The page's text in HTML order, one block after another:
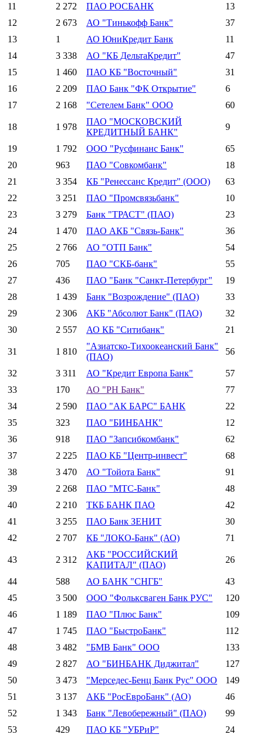
11
2 272 ПАО РОСБАНК
13
12
2 673 АО "Тинькофф Банк"
37
13
1 АО ЮниКредит Банк
11
14
3 338 АО "КБ ДельтаКредит"
47
15
1 460 ПАО КБ "Восточный"
31
16
2 209 ПАО Банк "ФК Открытие"
6
17
2 168 "Сетелем Банк" ООО 60
18 1 978
ПАО "МОСКОВСКИЙ
КРЕДИТНЫЙ БАНК"
9
19 1 792 ООО "Русфинанс Банк"
65
20
963 ПАО "Совкомбанк"
18
21
3 354 КБ "Ренессанс Кредит" (ООО)
63
22
3 251 ПАО "Промсвязьбанк"
10
23
3 279 Банк "ТРАСТ" (ПАО)
23
24
1 470 ПАО АКБ "Связь-Банк"
36
25
2 766 АО "ОТП Банк"
54
26
705 ПАО "СКБ-банк"
55
27
436 ПАО "Банк "Санкт-Петербург"
19
28
1 439 Банк "Возрождение" (ПАО)
33
29
2 306 АКБ "Абсолют Банк" (ПАО)
32
30
2 557 АО КБ "Ситибанк" 21
31 1 810
"Азиатско-Тихоокеанский Банк"
(ПАО)
56
32 3 311 АО "Кредит Европа Банк"
57
33
170 АО "РН Банк"
77
34
2 590 ПАО "АК БАРС" БАНК
22
35
323 ПАО "БИНБАНК"
12
36
918 ПАО "Запсибкомбанк"
62
37
2 225 ПАО КБ "Центр-инвест"
68
38
3 470 АО "Тойота Банк"
91
39
2 268 ПАО "МТС-Банк"
48
40
2 210 ТКБ БАНК ПАО
42
41
3 255 ПАО Банк ЗЕНИТ
30
42
2 707 КБ "ЛОКО-Банк" (АО) 71
43 2 312
АКБ "РОССИЙСКИЙ
КАПИТАЛ" (ПАО)
26
44 588 АО БАНК "СНГБ"
43
45
3 500 ООО "Фольксваген Банк РУС"
120
46
1 189 ПАО "Плюс Банк"
109
47
1 745 ПАО "БыстроБанк"
112
48
3 482 "БМВ Банк" ООО
133
49
2 827 АО "БИНБАНК Диджитал"
127
50
3 473 "Мерседес-Бенц Банк Рус" ООО
149
51
3 137 АКБ "РосЕвроБанк" (АО)
46
52
1 343 Банк "Левобережный" (ПАО)
99
53
429 ПАО КБ "УБРиР"
24